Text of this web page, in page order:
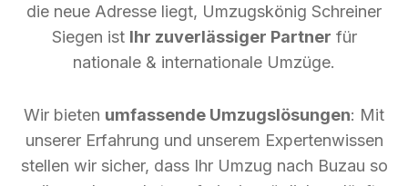
die neue Adresse liegt, Umzugskönig Schreiner
Siegen ist Ihr zuverlässiger Partner für
nationale & internationale Umzüge.
Wir bieten umfassende Umzugslösungen: Mit
unserer Erfahrung und unserem Expertenwissen
stellen wir sicher, dass Ihr Umzug nach Buzau so